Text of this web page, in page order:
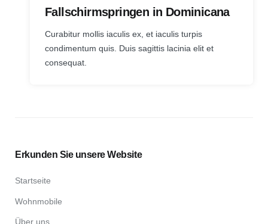
Fallschirmspringen in Dominicana
Curabitur mollis iaculis ex, et iaculis turpis
condimentum quis. Duis sagittis lacinia elit et
consequat.
Erkunden Sie unsere Website
Startseite
Wohnmobile
Über uns